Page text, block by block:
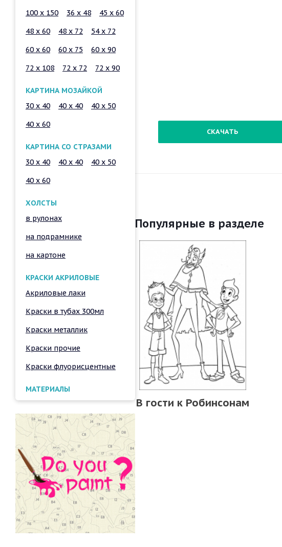
СКАЧАТЬ
Популярные в разделе
В гости к Робинсонам
100 x 150
36 x 48
45 x 60
48 x 60
48 x 72
54 x 72
60 x 60
60 x 75
60 x 90
72 x 108
72 x 72 72 x 90
КАРТИНА МОЗАЙКОЙ
30 x 40
40 x 40
40 x 50
40 x 60
КАРТИНА СО СТРАЗАМИ
30 x 40
40 x 40
40 x 50
40 x 60
ХОЛСТЫ
в рулонах
на подрамнике
на картоне
КРАСКИ АКРИЛОВЫЕ
Акриловые лаки
Краски в тубах 300мл
Краски металлик
Краски прочие
Краски флуорисцентные
МАТЕРИАЛЫ